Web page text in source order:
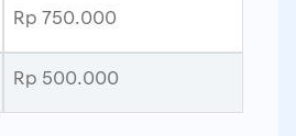
Rp 750.000
Rp 500.000